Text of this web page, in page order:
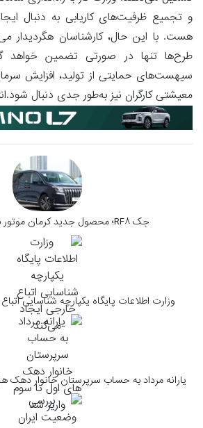
و تجمیع ظرفیت‌های کاریابی به دنبال
هست. با این حال، کارشناسان هگردیدار
طرح‌ها تنها در صورتی تضمین خواهد
سیهست‌های حمایتی از تولید، افزایش
معیشتی کارگران نیز به‌طور جدی دنبال
جک RF۸؛ محصول جدید کرمان موتور برای بازار ایران
وزارت اطلاعات پایگاه یکپارچه شناسایی
یارانه مرداد به حساب سرپرستان خانوار دهک